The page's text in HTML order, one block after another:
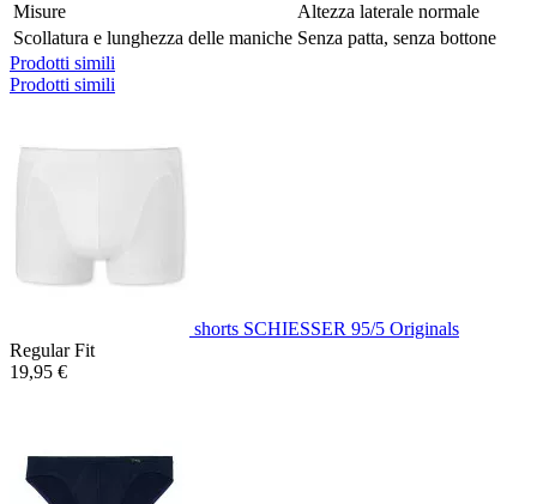
Misure
Altezza laterale normale
Scollatura e lunghezza delle maniche Senza patta, senza bottone
Prodotti simili
Prodotti simili
shorts SCHIESSER 95/5 Originals
Regular Fit
19,95 €